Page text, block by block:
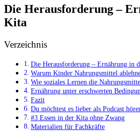
Die Herausforderung –
Kita
Verzeichnis
Die Herausforderung – Ernährung in
Warum Kinder Nahrungsmittel
Wie soziales Lernen die
Ernährung unter erschwerten
Fazit
Du möchtest es lieber als Podcast
#3 Essen in der Kita ohne Zwang
Materialien für Fachkräfte